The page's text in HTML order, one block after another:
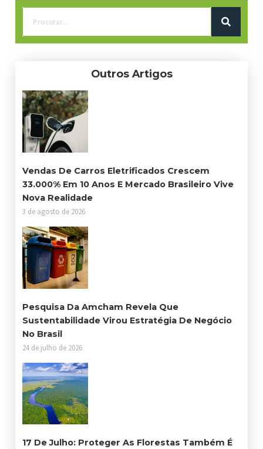
Outros Artigos
Vendas De Carros Eletrificados Crescem
33.000% Em 10 Anos E Mercado Brasileiro Vive
Nova Realidade
3 de agosto de 2026
Pesquisa Da Amcham Revela Que
Sustentabilidade Virou Estratégia De Negócio
No Brasil
24 de julho de 2026
17 De Julho: Proteger As Florestas Também É